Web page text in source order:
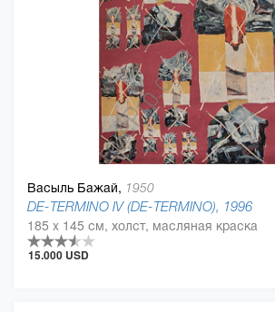
Васыль Бажай, 1950
DE-TERMINO IV (DE-TERMINO), 1996
185 x 145 см, холст, масляная краска
15.000 USD